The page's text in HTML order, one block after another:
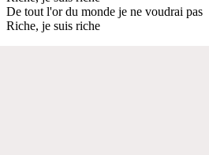
De tout l'or du monde je ne voudrai pas
Riche, je suis riche